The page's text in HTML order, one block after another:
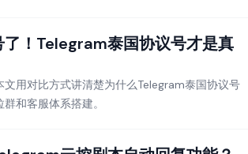
了！Telegram泰国协议号才是真
文用对比方式讲清楚为什么Telegram泰国协议号
和客服体系搭建。